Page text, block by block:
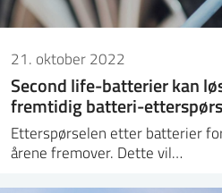
21. oktober 2022
Second life-batterier kan
fremtidig batteri-
Etterspørselen etter batterier
årene fremover. Dette vil…